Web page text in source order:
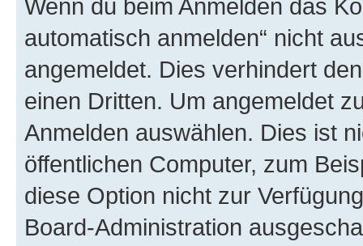
Wenn du beim Anmelden das
automatisch anmelden“ nicht
angemeldet. Dies verhindert
einen Dritten. Um angemeldet
Anmelden auswählen. Dies ist
öffentlichen Computer, zum
diese Option nicht zur
Board-Administration